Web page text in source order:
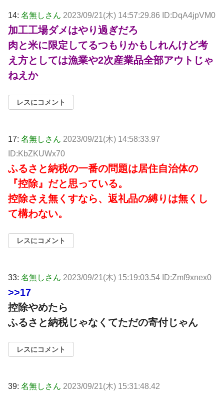
14: 名無しさん 2023/09/21(木) 14:57:29.86 ID:DqA4jpVM0
加工工場ダメはやり過ぎだろ
肉と米に限定してるつもりかもしれんけど考
え方としては漁業や2次産業品全部アウトじゃ
ねえか
レスにコメント
17: 名無しさん 2023/09/21(木) 14:58:33.97
ID:KbZKUWx70
ふるさと納税の一番の問題は居住自治体の
『控除』だと思っている。
控除さえ無くすなら、返礼品の縛りは無くし
て構わない。
レスにコメント
33: 名無しさん 2023/09/21(木) 15:19:03.54 ID:Zmf9xnex0
>>17
控除やめたら
ふるさと納税じゃなくてただの寄付じゃん
レスにコメント
39: 名無しさん 2023/09/21(木) 15:31:48.42